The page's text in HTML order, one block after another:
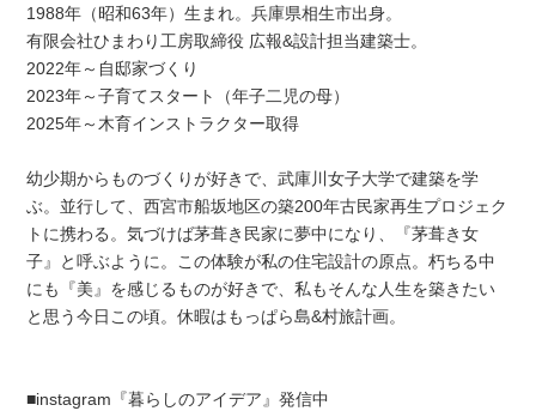
1988年（昭和63年）生まれ。兵庫県相生市出身。
有限会社ひまわり工房取締役 広報&設計担当建築士。
2022年～自邸家づくり
2023年～子育てスタート（年子二児の母）
2025年～木育インストラクター取得
幼少期からものづくりが好きで、武庫川女子大学で建築を学
ぶ。並行して、西宮市船坂地区の築200年古民家再生プロジェク
トに携わる。気づけば茅葺き民家に夢中になり、『茅葺き女
子』と呼ぶように。この体験が私の住宅設計の原点。朽ちる中
にも『美』を感じるものが好きで、私もそんな人生を築きたい
と思う今日この頃。休暇はもっぱら島&村旅計画。
■instagram『暮らしのアイデア』発信中